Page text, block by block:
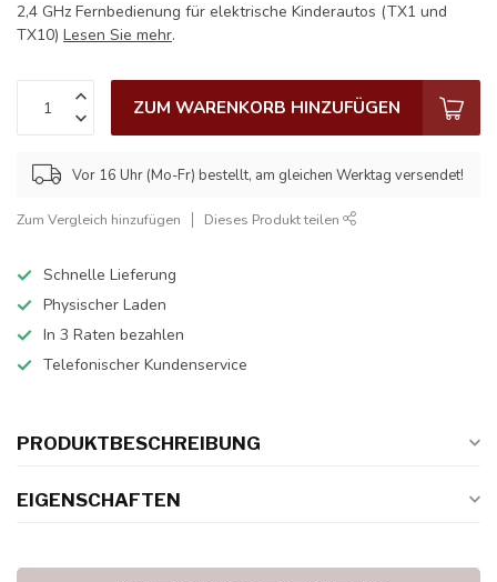
2,4 GHz Fernbedienung für elektrische Kinderautos (TX1 und
TX10) Lesen Sie mehr.
ZUM WARENKORB HINZUFÜGEN
Vor 16 Uhr (Mo-Fr) bestellt, am gleichen Werktag versendet!
Zum Vergleich hinzufügen Dieses Produkt teilen
Schnelle Lieferung
Physischer Laden
In 3 Raten bezahlen
Telefonischer Kundenservice
PRODUKTBESCHREIBUNG
EIGENSCHAFTEN